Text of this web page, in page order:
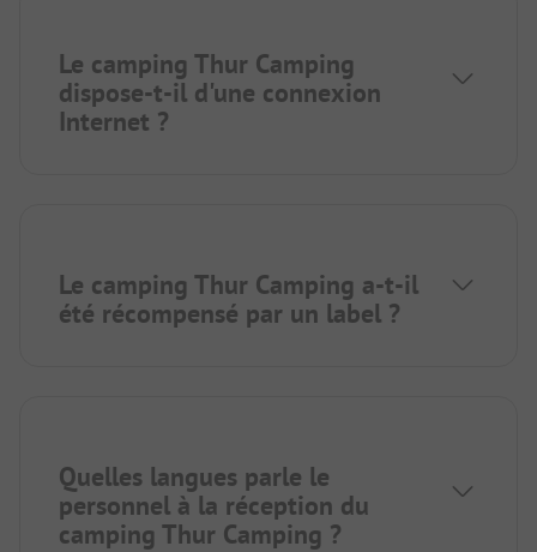
Le camping Thur Camping
dispose-t-il d'une connexion
Internet ?
Le camping Thur Camping a-t-il
été récompensé par un label ?
Quelles langues parle le
personnel à la réception du
camping Thur Camping ?